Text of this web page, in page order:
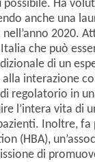
possibile. Ha
anche una
2020.
che può
di un
interazione
regolatorio in
l’intera vita di
Inoltre, fa
(HBA),
di
27 28
04 05
20
27